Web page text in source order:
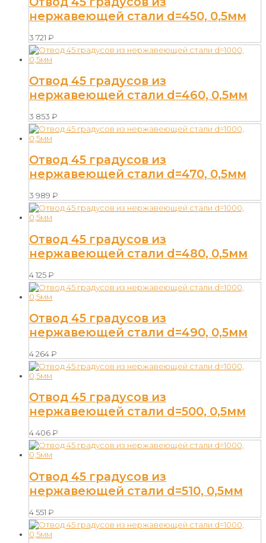
нержавеющей стали d=450, 0,5мм
3 721 ₽
Отвод 45 градусов из
нержавеющей стали d=460, 0,5мм
3 853 ₽
Отвод 45 градусов из
нержавеющей стали d=470, 0,5мм
3 989 ₽
Отвод 45 градусов из
нержавеющей стали d=480, 0,5мм
4 125₽
Отвод 45 градусов из
нержавеющей стали d=490, 0,5мм
4 264₽
Отвод 45 градусов из
нержавеющей стали d=500, 0,5мм
4 406₽
Отвод 45 градусов из
нержавеющей стали d=510, 0,5мм
4 551 ₽